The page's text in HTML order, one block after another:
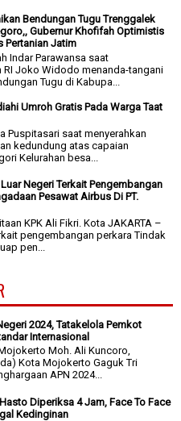
Bendungan Tugu Trenggalek
Gubernur Khofifah Optimistis
Pertanian Jatim
Indar Parawansa saat
RI Joko Widodo menanda-tangani
Tugu di Kabupa...
Umroh Gratis Pada Warga Taat
Puspitasari saat menyerahkan
kedundung atas capaian
Kelurahan besa...
Negeri Terkait Pengembangan
Pesawat Airbus Di PT.
KPK Ali Fikri. Kota JAKARTA –
pengembangan perkara Tindak
pen...
2024, Tatakelola Pemkot
Internasional
Moh. Ali Kuncoro,
Kota Mojokerto Gaguk Tri
APN 2024...
Diperiksa 4 Jam, Face To Face
Kedinginan